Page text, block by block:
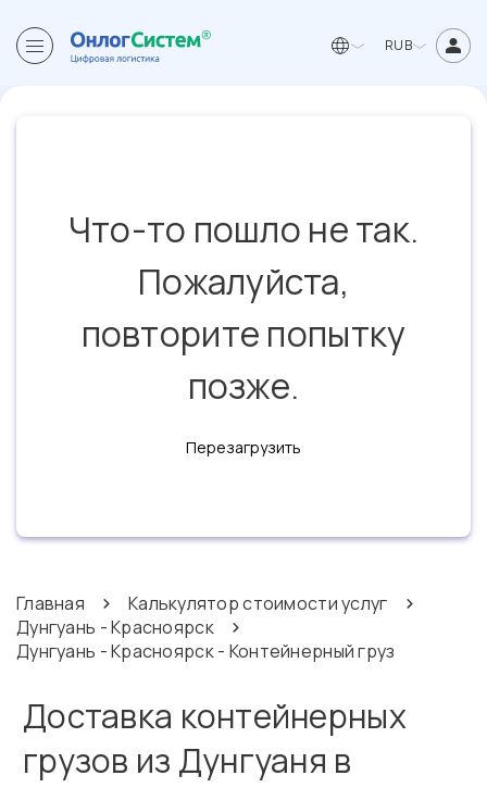
RUB
Что-то пошло не так.
Пожалуйста,
повторите попытку
позже.
Перезагрузить
Главная
Калькулятор стоимости услуг
Дунгуань - Красноярск
Дунгуань - Красноярск - Контейнерный груз
Доставка контейнерных
грузов из Дунгуаня в